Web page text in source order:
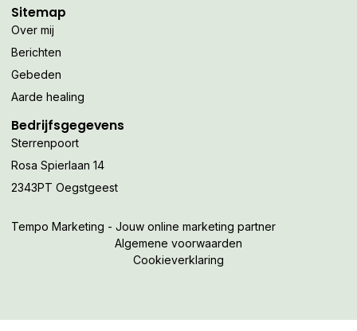
Sitemap
Over mij
Berichten
Gebeden
Aarde healing
Bedrijfsgegevens
Sterrenpoort
Rosa Spierlaan 14
2343PT Oegstgeest
Tempo Marketing - Jouw online marketing partner
Algemene voorwaarden
Cookieverklaring